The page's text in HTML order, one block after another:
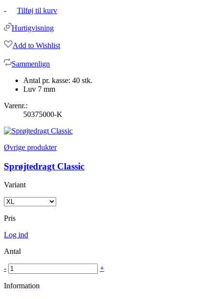
- Tilføj til kurv
Hurtigvisning
Add to Wishlist
Sammenlign
Antal pr. kasse: 40 stk.
Luv 7 mm
Varenr.:
50375000-K
Øvrige produkter
Sprøjtedragt Classic
Variant
Pris
Log ind
Antal
- +
Information